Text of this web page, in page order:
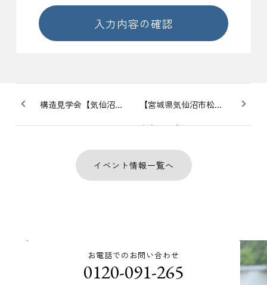
入力内容の確認
構造見学会【気仙沼市赤岩五駄鱈】
【宮城県気仙沼市松崎萱】
未来まで安心、やさしさで包む平屋
＜完成見学会＞
イベント情報一覧へ
お電話でのお問い合わせ
0120-091-265